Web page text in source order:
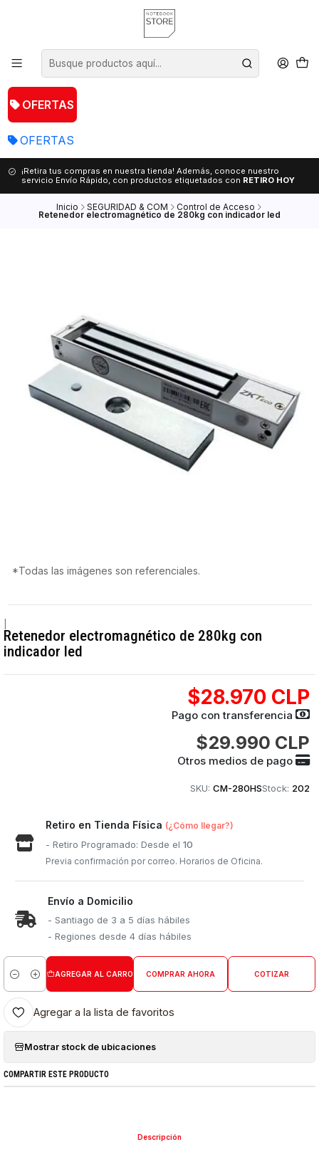
OFERTAS
OFERTAS
¡Retira tus compras en nuestra tienda! Además, conoce nuestro
servicio Envío Rápido, con productos etiquetados con RETIRO HOY
Inicio SEGURIDAD & COM Control de Acceso
Retenedor electromagnético de 280kg con indicador led
*Todas las imágenes son referenciales.
Retenedor electromagnético de 280kg con
indicador led
$28.970 CLP
Pago con transferencia
$29.990 CLP
Otros medios de pago
SKU: CM-280HSStock: 202
Retiro en Tienda Física (¿Cómo llegar?)
- Retiro Programado: Desde el10
Previa confirmación por correo. Horarios de Oficina.
Envío a Domicilio
- Santiago de 3 a 5 días hábiles
- Regiones desde 4 días hábiles
Cantidad
AGREGAR AL CARRO COMPRAR AHORA COTIZAR
Agregar a la lista de favoritos
Mostrar stock de ubicaciones
COMPARTIR ESTE PRODUCTO
Descripción